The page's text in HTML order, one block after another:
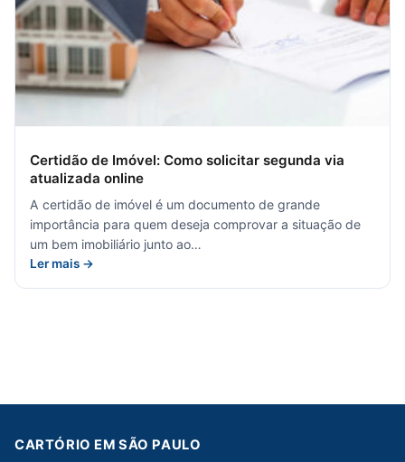
Certidão de Imóvel: Como solicitar segunda via
atualizada online
A certidão de imóvel é um documento de grande
importância para quem deseja comprovar a situação de
um bem imobiliário junto ao…
Ler mais →
CARTÓRIO EM SÃO PAULO